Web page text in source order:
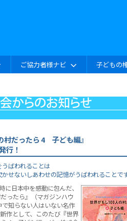
ご協力者様ナビ 子どもの
村だったら 4 子ども編』
行！
うばわれることは
せないしあわせの記憶がうばわれることです
日本中を感動に包んだ、
ったら』（マガジンハウ
知らない人はいない名作
作として、このたび『世界